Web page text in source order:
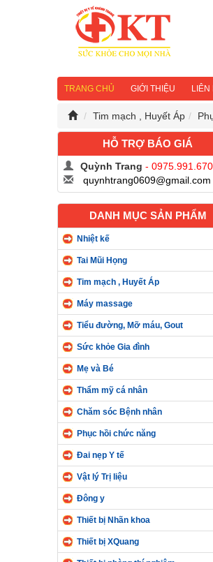
TRANG CHỦ GIỚI THIỆU LIÊN
Tim mạch , Huyết Áp
HỖ TRỢ BÁO GIÁ
Quỳnh Trang - 0975.991.670
quynhtrang0609@gmail.com
DANH MỤC SẢN PHẨM
Nhiệt kế
Tai Mũi Họng
Tim mạch , Huyết Áp
Máy massage
Tiểu đường, Mỡ máu, Gout
Sức khỏe Gia đình
Mẹ và Bé
Thẩm mỹ cá nhân
Chăm sóc Bệnh nhân
Phục hồi chức năng
Đai nẹp Y tế
Vật lý Trị liệu
Đông y
Thiết bị Nhãn khoa
Thiết bị XQuang